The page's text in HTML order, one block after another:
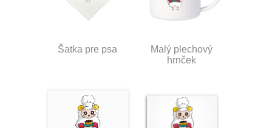
Šatka pre psa
Malý plechový
hrnček